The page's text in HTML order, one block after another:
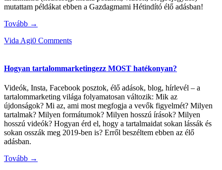
mutattam példákat ebben a Gazdagmami Hétindító élő adásban!
Tovább →
Vida Agi0 Comments
Hogyan tartalommarketingezz MOST hatékonyan?
Videók, Insta, Facebook posztok, élő adások, blog, hírlevél – a
tartalommarketing világa folyamatosan változik: Mik az
újdonságok? Mi az, ami most megfogja a vevők figyelmét? Milyen
tartalmak? Milyen formátumok? Milyen hosszú írások? Milyen
hosszú videók? Hogyan érd el, hogy a tartalmaidat sokan lássák és
sokan osszák meg 2019-ben is? Erről beszéltem ebben az élő
adásban.
Tovább →